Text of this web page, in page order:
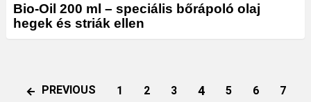
Bio-Oil 200 ml – speciális bőrápoló olaj
hegek és striák ellen
PREVIOUS 1 2 3 4 5 6
7